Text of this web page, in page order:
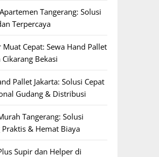
Tangerang: Solusi
Terpercaya
Cepat: Sewa Hand Pallet
Bekasi
Pallet Jakarta: Solusi Cepat
Gudang & Distribusi
Tangerang: Solusi
& Hemat Biaya
Supir dan Helper di